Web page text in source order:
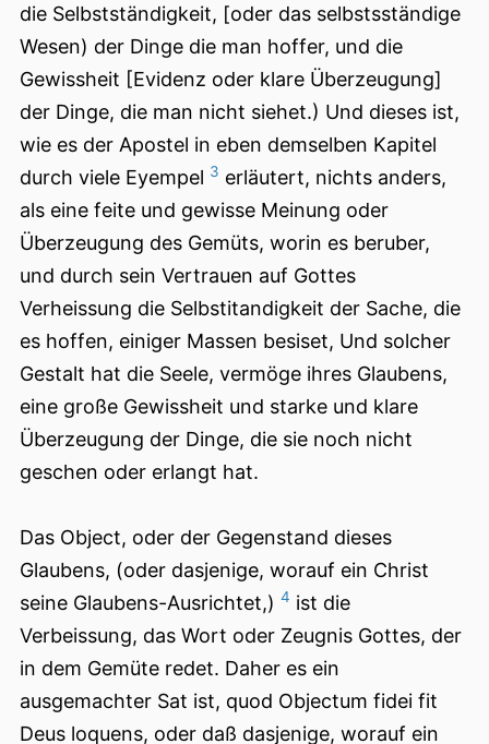
die Selbstständigkeit, [oder das selbstsständige
Wesen) der Dinge die man hoffer, und die
Gewissheit [Evidenz oder klare Überzeugung]
der Dinge, die man nicht siehet.) Und dieses ist,
wie es der Apostel in eben demselben Kapitel
durch viele Eyempel 3 erläutert, nichts anders,
als eine feite und gewisse Meinung oder
Überzeugung des Gemüts, worin es beruber,
und durch sein Vertrauen auf Gottes
Verheissung die Selbstitandigkeit der Sache, die
es hoffen, einiger Massen besiset, Und solcher
Gestalt hat die Seele, vermöge ihres Glaubens,
eine große Gewissheit und starke und klare
Überzeugung der Dinge, die sie noch nicht
geschen oder erlangt hat.
Das Object, oder der Gegenstand dieses
Glaubens, (oder dasjenige, worauf ein Christ
seine Glaubens-Ausrichtet,) 4 ist die
Verbeissung, das Wort oder Zeugnis Gottes, der
in dem Gemüte redet. Daher es ein
ausgemachter Sat ist, quod Objectum fidei fit
Deus loquens, oder daß dasjenige, worauf ein